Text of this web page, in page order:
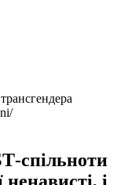
спільноти
і